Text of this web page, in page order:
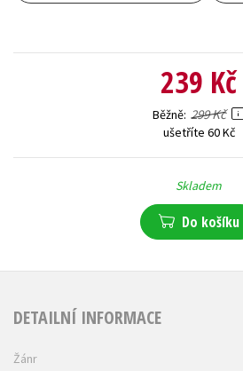
239 Kč
Běžně 299 Kč
ušetříte 60 Kč
Skladem
Do košíku
DETAILNÍ INFORMACE
Žánr